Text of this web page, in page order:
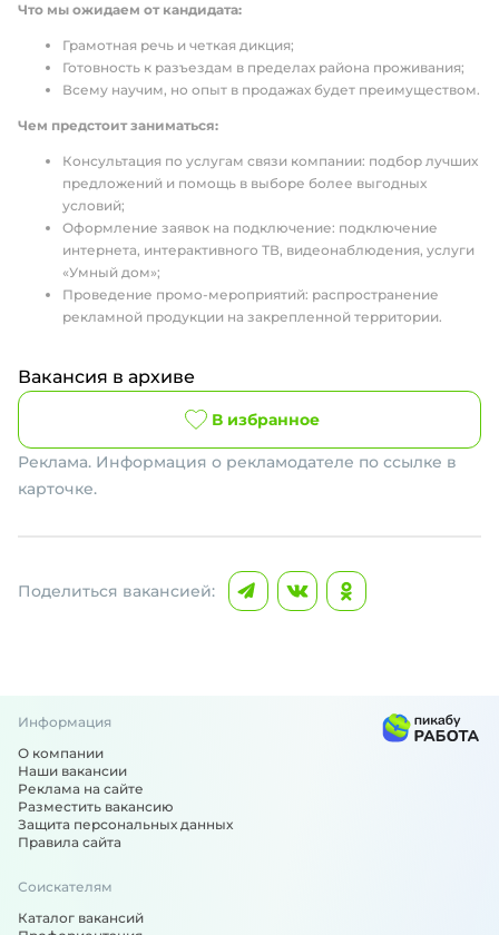
Что мы ожидаем от кандидата:
Грамотная речь и четкая дикция;
Готовность к разъездам в пределах района проживания;
Всему научим, но опыт в продажах будет преимуществом.
Чем предстоит заниматься:
Консультация по услугам связи компании: подбор лучших
предложений и помощь в выборе более выгодных
условий;
Оформление заявок на подключение: подключение
интернета, интерактивного ТВ, видеонаблюдения, услуги
«Умный дом»;
Проведение промо-мероприятий: распространение
рекламной продукции на закрепленной территории.
Вакансия в архиве
В избранное
Реклама. Информация о рекламодателе по ссылке в
карточке.
Поделиться вакансией:
Информация
О компании
Наши вакансии
Реклама на сайте
Разместить вакансию
Защита персональных данных
Правила сайта
Соискателям
Каталог вакансий